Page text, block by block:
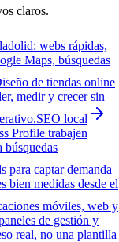
claros.
webs rápidas,
Maps, búsquedas
de tiendas online
medir y crecer sin
SEO local
Profile trabajen
búsquedas
para captar demanda
bien medidas desde el
móviles, web y
de gestión y
real, no una plantilla